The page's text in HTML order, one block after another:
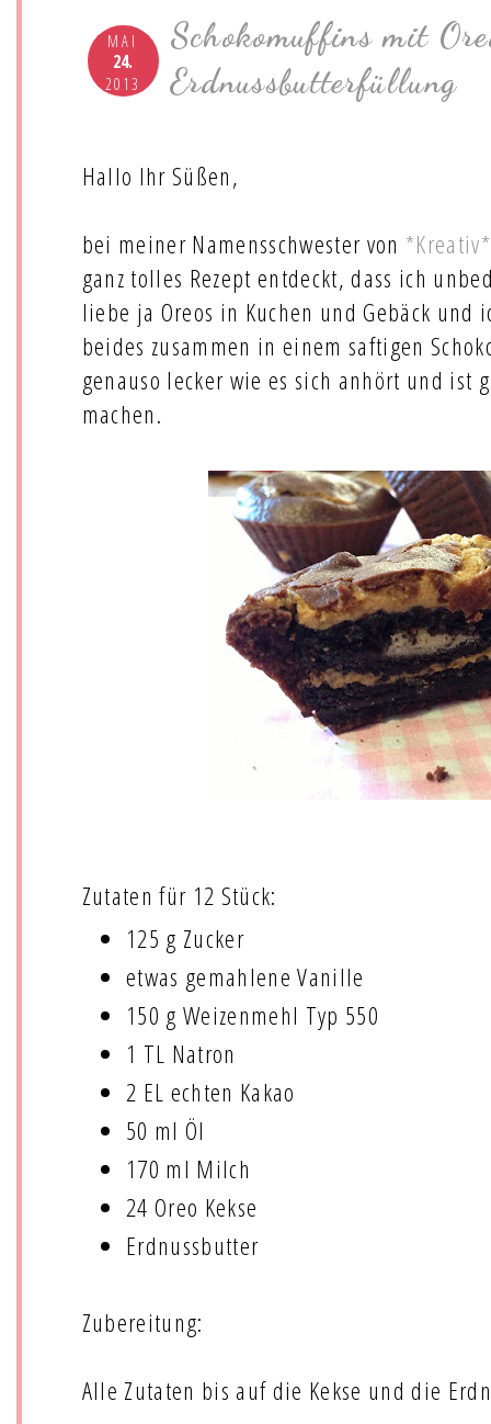
MAI
24.
2013
Schokomuffins mit
Erdnussbutterfüllung
Hallo Ihr Süßen,
bei meiner Namensschwester von
ganz tolles Rezept entdeckt, dass ich
liebe ja Oreos in Kuchen und Gebäck
beides zusammen in einem saftigen
genauso lecker wie es sich anhört und ist
machen.
Zutaten für 12 Stück:
125 g Zucker
etwas gemahlene Vanille
150 g Weizenmehl Typ 550
1 TL Natron
2 EL echten Kakao
50 ml Öl
170 ml Milch
24 Oreo Kekse
Erdnussbutter
Zubereitung:
Alle Zutaten bis auf die Kekse und die